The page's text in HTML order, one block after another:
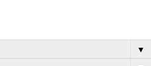
▼